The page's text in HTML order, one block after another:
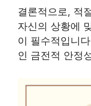
결론적으로, 적
자신의 상황에
이 필수적입니
인 금전적 안정